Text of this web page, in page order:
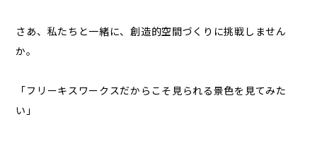
さあ、私たちと一緒に、創造的空間づくりに挑戦しません
か。
「フリーキスワークスだからこそ見られる景色を見てみた
い」